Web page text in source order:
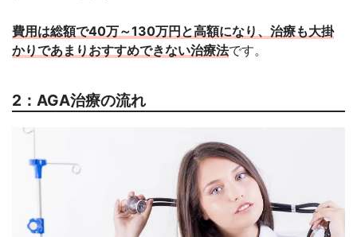
費用は総額で40万～130万円と高額になり、治療も大掛
かりであまりおすすめできない治療法です。
2：AGA治療の流れ